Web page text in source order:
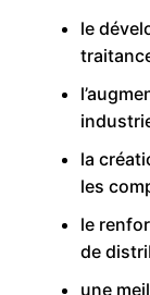
le
la
les
le
de
une